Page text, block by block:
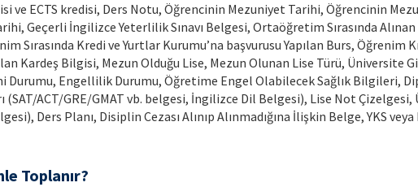
ve ECTS kredisi, Ders Notu, Öğrencinin Mezuniyet Tarihi, Öğrencinin
Geçerli İngilizce Yeterlilik Sınavı Belgesi, Ortaöğretim Sırasında
Sırasında Kredi ve Yurtlar Kurumu’na başvurusu Yapılan Burs,
Kardeş Bilgisi, Mezun Olduğu Lise, Mezun Olunan Lise Türü, Üniversite
Durumu, Engellilik Durumu, Öğretime Engel Olabilecek Sağlık Bilgileri,
(SAT/ACT/GRE/GMAT vb. belgesi, İngilizce Dil Belgesi), Lise Not
Ders Planı, Disiplin Cezası Alınıp Alınmadığına İlişkin Belge, YKS
Toplanır?